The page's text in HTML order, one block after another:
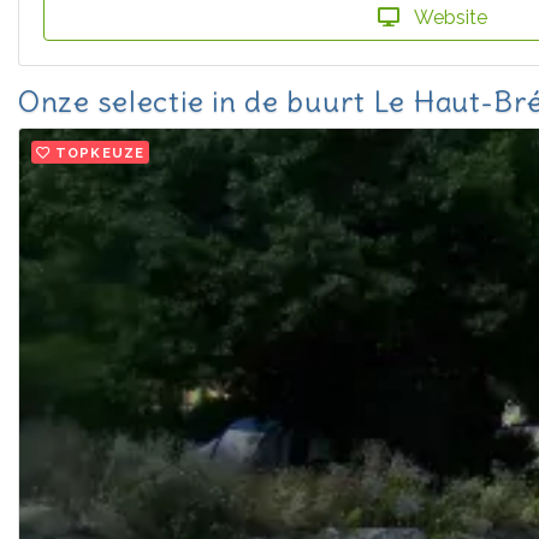
Website
Onze selectie in de buurt Le Haut-
TOPKEUZE